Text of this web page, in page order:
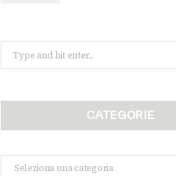
for:
CATEGORIE
Categorie